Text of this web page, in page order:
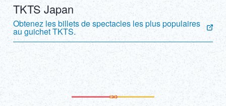
TKTS Japan
Obtenez les billets de spectacles les plus populaires
au guichet TKTS.